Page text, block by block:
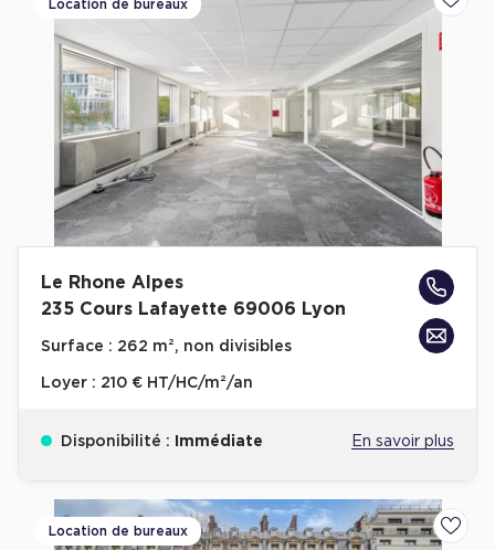
Bureaux privés à Neuilly-sur-Seine
Bureaux privés à Lille
Plateaux opérés
Plateaux opérés à Paris
Plateaux opérés à Lyon
Plateaux opérés à Neuilly-sur-Seine
Plateaux opérés à Saint-Ouen
Plateaux opérés à Boulogne-Billancourt
Bureaux privés avec terrasse
Guide & Conseils
Livrets blancs & Études
Location de bureaux
Le Rhone Alpes
235 Cours Lafayette 69006 Lyon
Surface : 262 m², non divisibles
Loyer : 210 € HT/HC/m²/an
Disponibilité : Immédiate En savoir plus
Location de bureaux